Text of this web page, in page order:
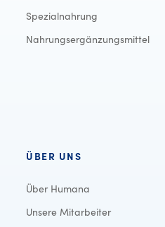
Spezialnahrung
Nahrungsergänzungsmittel
ÜBER UNS
Über Humana
Unsere Mitarbeiter